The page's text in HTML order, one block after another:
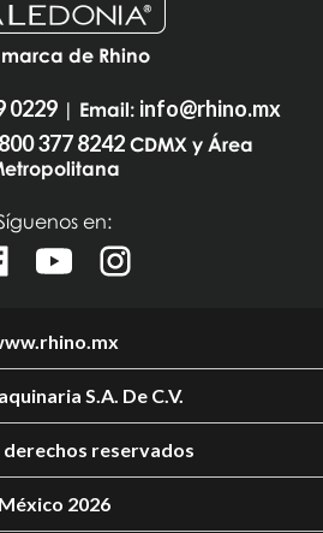
de Rhino
0229| Email: info@rhino.mx
800 377 8242CDMX y Área
en:
S.A. De C.V.
derechos reservados
México 2026